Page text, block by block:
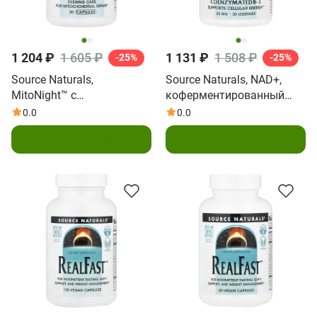
1 204 ₽ 1 605 ₽ -25%
Source Naturals,
MitoNight™ с
мелатонином, 30 капсул
0.0
1 131 ₽ 1 508 ₽ -25%
Source Naturals, NAD+,
коферментированный
витамин B3, 30 пастилок
0.0